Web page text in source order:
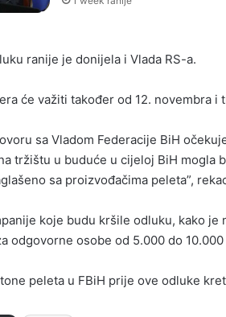
ranije je donijela i Vlada RS-a.
će važiti također od 12. novembra
sa Vladom Federacije BiH
tržištu u buduće u cijeloj BiH mogla
sa proizvođačima peleta”,
koje budu kršile odluku, kako
odgovorne osobe od 5.000 do 10.000
peleta u FBiH prije ove odluke